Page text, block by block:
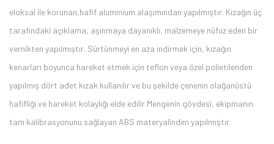
eloksal ile korunan,hafif aluminium alaşımından yapılmıştır. Kızağın üç
tarafındaki açıklama, aşınmaya dayanıklı, malzemeye nüfuz eden bir
vernikten yapılmıştır. Sürtünmeyi en aza indirmek için, kızağın
kenarları boyunca hareket etmek için teflon veya özel polietilenden
yapılmış dört adet kızak kullanılır ve bu şekilde çenenin olağanüstü
hafifliği ve hareket kolaylığı elde edilir.Mengenin gövdesi, ekipmanın
tam kalibrasyonunu sağlayan ABS materyalinden yapılmıştır.